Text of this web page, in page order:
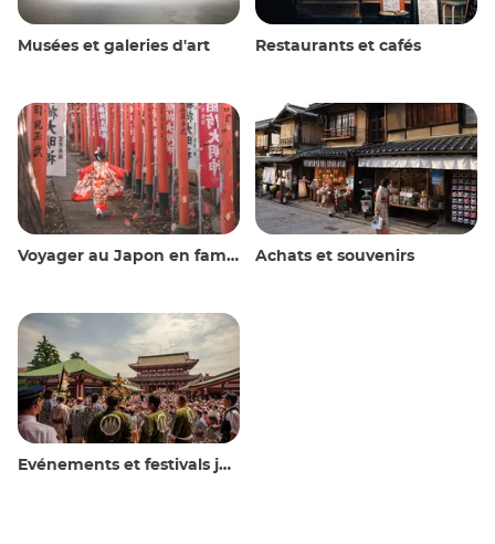
Musées et galeries d'art Restaurants et cafés
Voyager au Japon en famille Achats et souvenirs
Evénements et festivals japonais